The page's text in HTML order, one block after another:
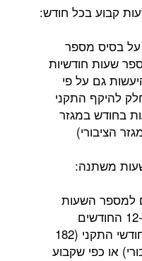
קבוע בכל חודש:
בסיס מספר
שעות חודשיות
גם על פי
להיקף התקני
חודשיות (182 שעות בחודש במגזר
משתנה:
למספר השעות
החודשיות הממוצע של העובדים ב-12 החודשים
האחרונים לחלק להיקף השעות החודשי התקני (182
במגזר הציבורי) או כפי שקבוע